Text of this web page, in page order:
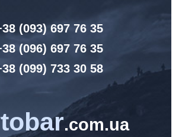
(093) 697 76 35
(096) 697 76 35
(099) 733 30 58
.com.ua